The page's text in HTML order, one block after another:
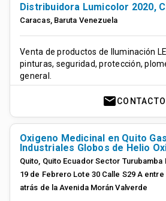
Distribuidora Lumicolor 2020,
Caracas, Baruta Venezuela
Venta de productos de Iluminación
pinturas, seguridad, protección,
general.
mailCONTACTO
Oxigeno Medicinal en Quito
Industriales Globos de Helio
Quito Quito EcuadorSector Turubamba
19 de Febrero Lote 30 Calle S29 A entre
atrás de la Avenida Morán Valverde